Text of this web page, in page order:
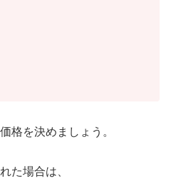
格を決めましょう。
た場合は、